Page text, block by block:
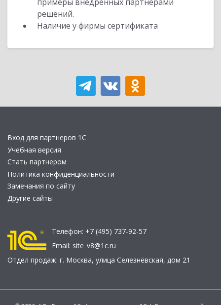
решений.
Наличие у фирмы сертификата
Вход для партнеров 1С
Учебная версия
Стать партнером
Политика конфиденциальности
Замечания по сайту
Другие сайты
Телефон: +7 (495) 737-92-57
Email: site_v8@1c.ru
Отдел продаж: г. Москва, улица Селезнёвская, дом 21